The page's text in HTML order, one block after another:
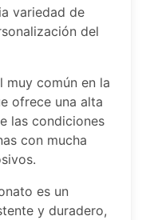
variedad de
del
muy común en la
ofrece una alta
las condiciones
con mucha
es un
y duradero,